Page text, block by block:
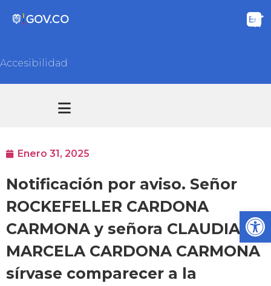
Accesibilidad
Enero 31, 2025
Notificación por aviso. Señor
ROCKEFELLER CARDONA
CARMONA y señora CLAUDIA
MARCELA CARDONA CARMONA
sírvase comparecer a la